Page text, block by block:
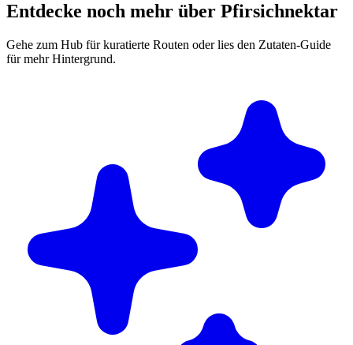
Entdecke noch mehr über Pfirsichnektar
Gehe zum Hub für kuratierte Routen oder lies den Zutaten-Guide
für mehr Hintergrund.